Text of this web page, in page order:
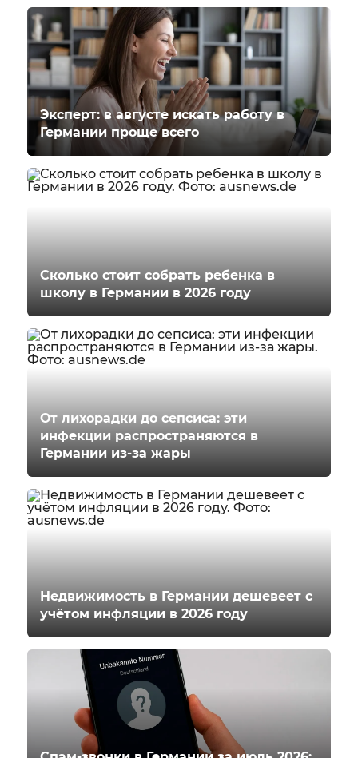
Эксперт: в августе искать работу в
Германии проще всего
Сколько стоит собрать ребенка в
школу в Германии в 2026 году
От лихорадки до сепсиса: эти
инфекции распространяются в
Германии из-за жары
Недвижимость в Германии дешевеет с
учётом инфляции в 2026 году